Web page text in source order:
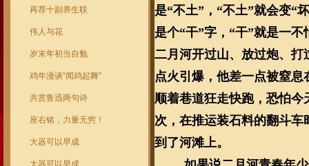
再荐十副养生联
伟人与花
岁末年初当自勉
鸡年漫谈“闻鸡起舞”
共赏鲁迅两句诗
座右铭，力量无穷！
大器可以早成
大器可以早成
是“不土”，“不土”就会变“
是个“干”字，“干”就是一
二月河开过山、放过炮、
点火引爆，他差一点被窒
顺着巷道狂走快跑，恐怕
次，在推运装石料的翻斗
到了河滩上。